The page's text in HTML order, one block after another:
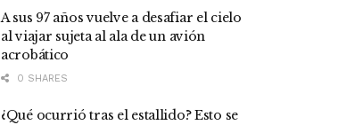
A sus 97 años vuelve a desafiar el cielo
al viajar sujeta al ala de un avión
acrobático
0 SHARES
¿Qué ocurrió tras el estallido? Esto se